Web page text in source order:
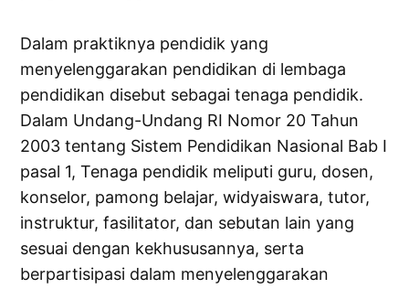
Dalam praktiknya pendidik yang
menyelenggarakan pendidikan di lembaga
pendidikan disebut sebagai tenaga pendidik.
Dalam Undang-Undang RI Nomor 20 Tahun
2003 tentang Sistem Pendidikan Nasional Bab I
pasal 1, Tenaga pendidik meliputi guru, dosen,
konselor, pamong belajar, widyaiswara, tutor,
instruktur, fasilitator, dan sebutan lain yang
sesuai dengan kekhususannya, serta
berpartisipasi dalam menyelenggarakan